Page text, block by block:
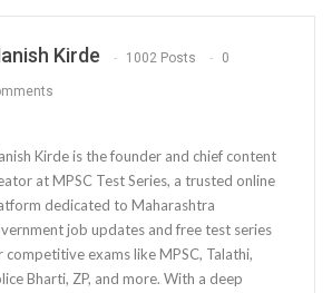
Kirde 1002 Posts 0
Kirde is the founder and chief content
at MPSC Test Series, a trusted online
dedicated to Maharashtra
job updates and free test series
competitive exams like MPSC, Talathi,
Bharti, ZP, and more. With a deep